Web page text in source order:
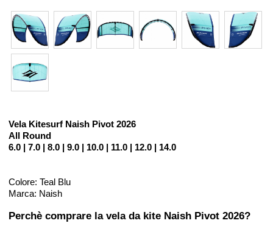
Vela Kitesurf Naish Pivot 2026
All Round
6.0 | 7.0 | 8.0 | 9.0 | 10.0 | 11.0 | 12.0 | 14.0
Colore: Teal Blu
Marca: Naish
Perchè comprare la vela da kite Naish Pivot 2026?